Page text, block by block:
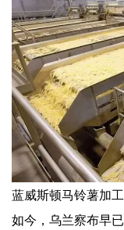
蓝威斯顿马铃薯加工
如今，乌兰察布早